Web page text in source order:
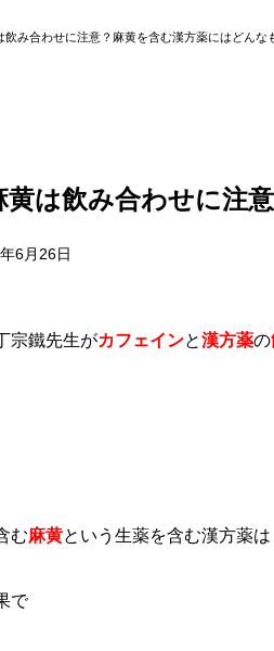
飲み合わせに注意？麻黄を含む漢方薬にはどんな
は飲み合わせに注
6月26日
宗鐵先生がカフェインと漢方薬の
む麻黄という生薬を含む漢方薬は
で